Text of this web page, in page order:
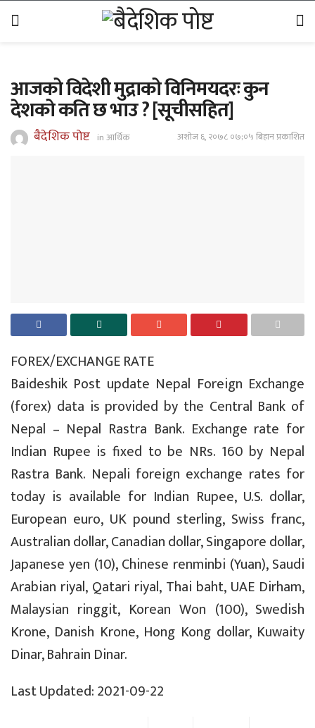
आजको विदेशी मुद्राको विनिमयदरः कुन
देशको कति छ भाउ ? [सूचीसहित]
बैदेशिक पोष्ट inआर्थिक अशोज ६, २०७८ ०७;०५ बिहान प्रकाशित
FOREX/EXCHANGE RATE
Baideshik Post update Nepal Foreign Exchange
(forex) data is provided by the Central Bank of
Nepal – Nepal Rastra Bank. Exchange rate for
Indian Rupee is fixed to be NRs. 160 by Nepal
Rastra Bank. Nepali foreign exchange rates for
today is available for Indian Rupee, U.S. dollar,
European euro, UK pound sterling, Swiss franc,
Australian dollar, Canadian dollar, Singapore dollar,
Japanese yen (10), Chinese renminbi (Yuan), Saudi
Arabian riyal, Qatari riyal, Thai baht, UAE Dirham,
Malaysian ringgit, Korean Won (100), Swedish
Krone, Danish Krone, Hong Kong dollar, Kuwaity
Dinar, Bahrain Dinar.
Last Updated: 2021-09-22